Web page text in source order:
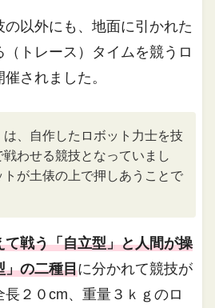
の以外にも、地面に引かれた
トレース）タイムを競うロ
されました。
は、自作したロボット力士を技
わせる競技となっていまし
トが土俵の上で押しあうことで
て戦う「自立型」と人間が操
」の二種目に分かれて競技が
２０cm、重量３ｋｇのロ